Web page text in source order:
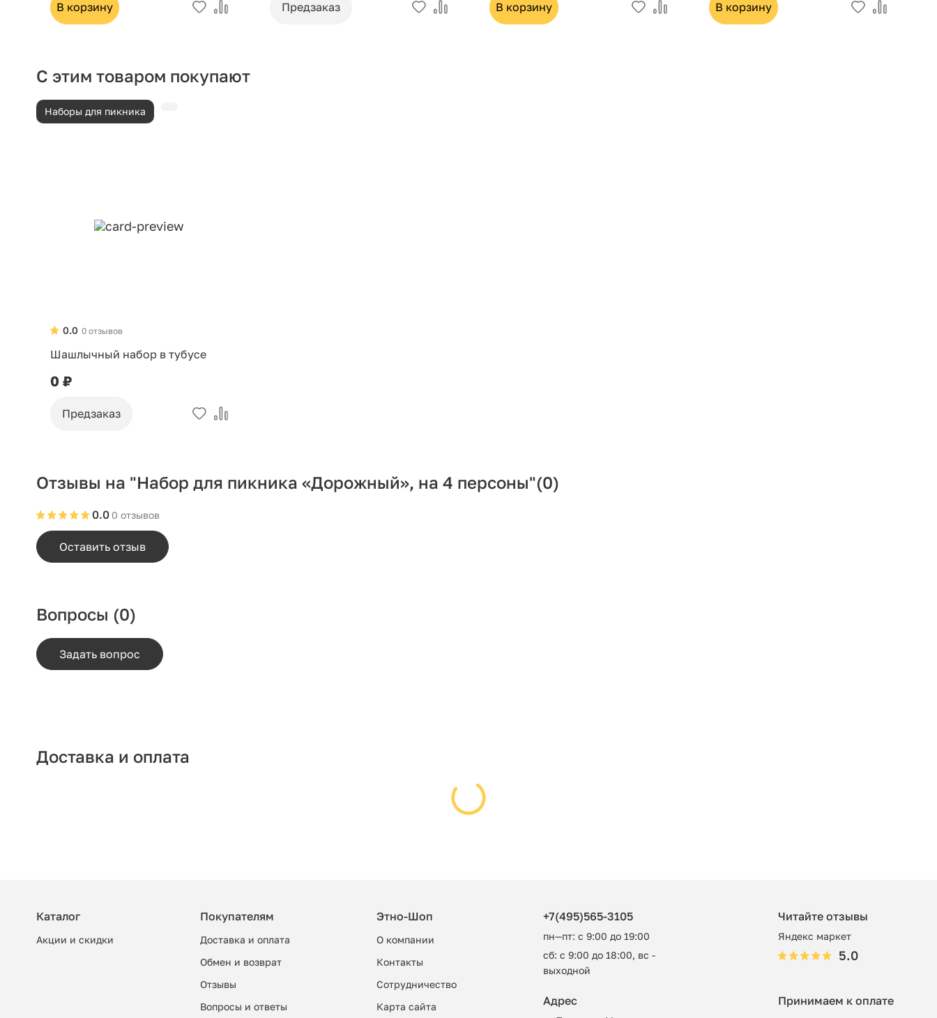
В корзину Предзаказ В корзину В корзину
С этим товаром покупают
Наборы для пикника
0 отзывов
0.0
Шашлычный набор в тубусе
0 ₽
Предзаказ
Отзывы на "Набор для пикника «Дорожный», на 4 персоны"(0)
0 отзывов
0.0
Оставить отзыв
Вопросы (0)
Задать вопрос
Доставка и оплата
Каталог
Акции и скидки
Покупателям
Доставка и оплата
Обмен и возврат
Отзывы
Вопросы и ответы
Этно-Шоп
О компании
Контакты
Сотрудничество
Карта сайта
+7(495)565-3105
пн—пт: с 9:00 до 19:00
сб: с 9:00 до 18:00, вс -
выходной
Читайте отзывы
Яндекс маркет
5.0
Адрес Принимаем к оплате